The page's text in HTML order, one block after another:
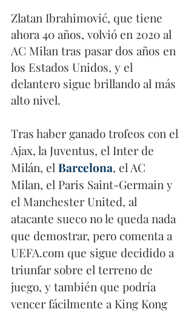
Zlatan Ibrahimović, que tiene
ahora 40 años, volvió en 2020 al
AC Milan tras pasar dos años en
los Estados Unidos, y el
delantero sigue brillando al más
alto nivel.
Tras haber ganado trofeos con el
Ajax, la Juventus, el Inter de
Milán, el Barcelona, el AC
Milan, el Paris Saint-Germain y
el Manchester United, al
atacante sueco no le queda nada
que demostrar, pero comenta a
UEFA.com que sigue decidido a
triunfar sobre el terreno de
juego, y también que podría
vencer fácilmente a King Kong